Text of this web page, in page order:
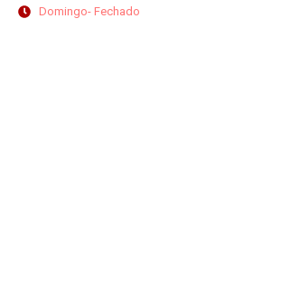
Domingo- Fechado